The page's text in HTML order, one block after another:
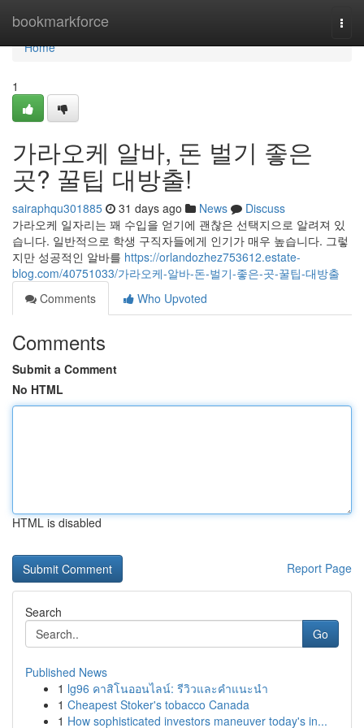
bookmarkforce
Home
Home
1
가라오케 알바, 돈 벌기 좋은
곳? 꿀팁 대방출!
sairaphqu301885 31 days ago News
Discuss
가라오케 일자리는 꽤 수입을 얻기에 괜찮은 선택지으로 알려져 있
습니다. 일반적으로 학생 구직자들에게 인기가 매우 높습니다. 그렇
지만 성공적인 알바를 https://orlandozhez753612.estate-
blog.com/40751033/가라오케-알바-돈-벌기-좋은-곳-꿀팁-대방출
Comments
Who Upvoted
Comments
Submit a Comment
No HTML
HTML is disabled
Report Page
Search
Go
Published News
1 lg96 คาสิโนออนไลน์: รีวิวและคำแนะนำ
1 Cheapest Stoker's tobacco Canada
1 How sophisticated investors maneuver today's in...